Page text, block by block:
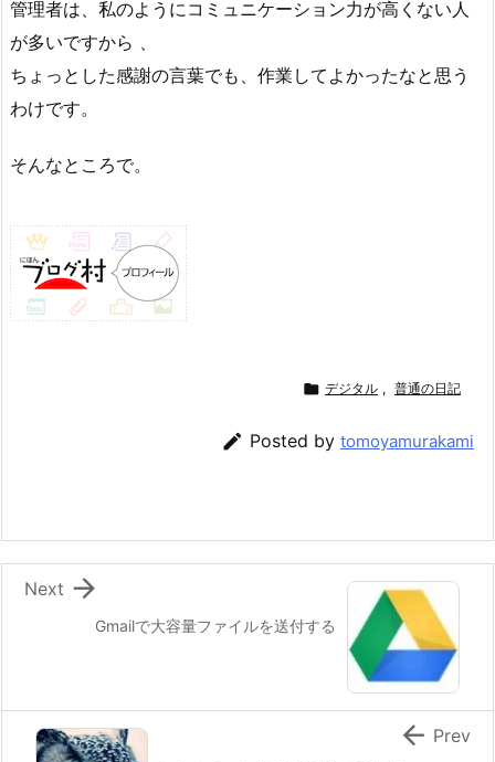
管理者は、私のようにコミュニケーション力が高くない人
が多いですから 、
ちょっとした感謝の言葉でも、作業してよかったなと思う
わけです。
そんなところで。
 デジタル , 普通の日記
 Posted by tomoyamurakami
Gmailで大容量ファイルを送付する

Next
 Prev